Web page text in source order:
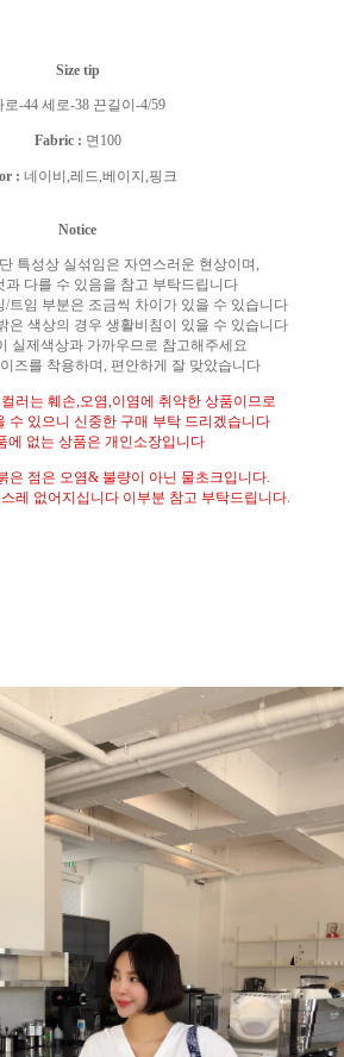
Size tip
로-44 세로-38 끈길이-4/59
Fabric : 면100
: 네이비,레드,베이지,핑크
Notice
특성상 실섞임은 자연스러운 현상이며,
과 다를 수 있음을 참고 부탁드립니다
/트임 부분은 조금씩 차이가 있을 수 있습니다
은 색상의 경우 생활비침이 있을 수 있습니다
실제색상과 가까우므로 참고해주세요
즈를 착용하며, 편안하게 잘 맞았습니다
러는 훼손,오염,이염에 취약한 상품이므로
수 있으니 신중한 구매 부탁 드리겠습니다
에 없는 상품은 개인소장입니다
은 점은 오염& 불량이 아닌 물초크입니다.
레 없어지십니다 이부분 참고 부탁드립니다.